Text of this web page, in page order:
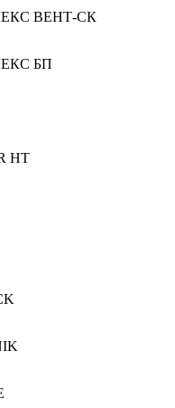
ВЕНТ-СК
БП
HT